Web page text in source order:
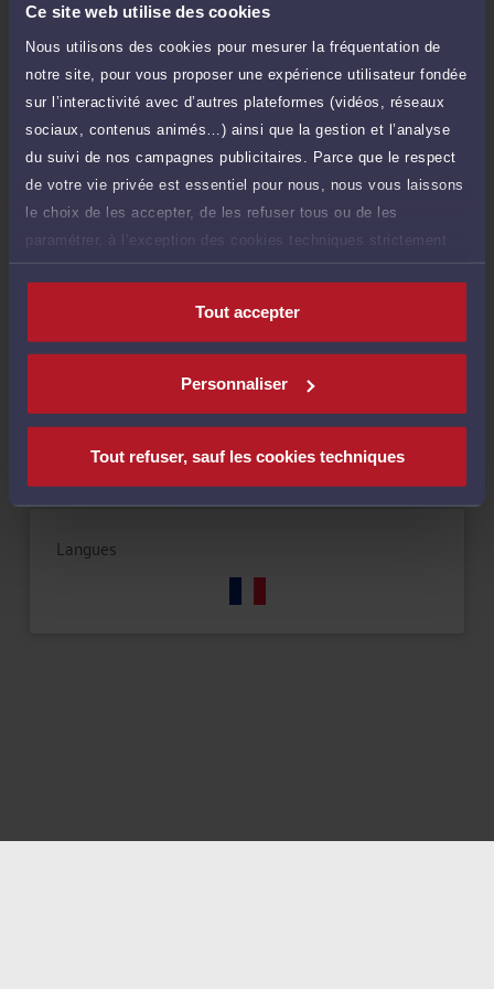
Ce site web utilise des cookies
Nous utilisons des cookies pour mesurer la fréquentation de
notre site, pour vous proposer une expérience utilisateur fondée
sur l’interactivité avec d’autres plateformes (vidéos, réseaux
sociaux, contenus animés…) ainsi que la gestion et l’analyse
du suivi de nos campagnes publicitaires. Parce que le respect
de votre vie privée est essentiel pour nous, nous vous laissons
le choix de les accepter, de les refuser tous ou de les
paramétrer, à l’exception des cookies techniques strictement
nécessaires au fonctionnement du site.
Tout accepter
Personnaliser
Tout refuser, sauf les cookies techniques
intervient tant en matière de conseil que de
contentieux, principalement en Droit des sociétés.
L'approche personnalisée mise en oeuvre par Me
DUPLAN permet d'assurer une prestation de conseil à
valeur ajoutée et une représentation en justice de
qualité devant les tribunaux.
En prenant conseil ou en confiant la défense de vos
intérêts à Me DUPLAN, vous bénéficiez d'une écoute
active, de compétences certifiées, et d'une totale
confidentialité dans le traitement de votre dossier.
Cabinet : DUPLAN PATRICIA
3 Place Plessis Saucourt 91250 TIGERY
Voir plus
Compétences
Droit des sociétés
(VENTES DE FONDS DE COMMERCE)
Droit fiscal et droit douanier
Langues